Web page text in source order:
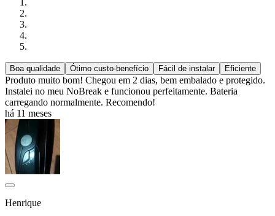
Boa qualidade Ótimo custo-benefício Fácil de instalar Eficiente
Produto muito bom! Chegou em 2 dias, bem embalado e protegido.
Instalei no meu NoBreak e funcionou perfeitamente. Bateria
carregando normalmente. Recomendo!
há 11 meses
Henrique